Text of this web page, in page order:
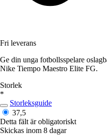
Fri leverans
Ge din unga fotbollsspelare
Nike Tiempo Maestro Elite FG.
Storlek
*
Storleksguide
37,5
Detta fält är obligatoriskt
Skickas inom 8 dagar